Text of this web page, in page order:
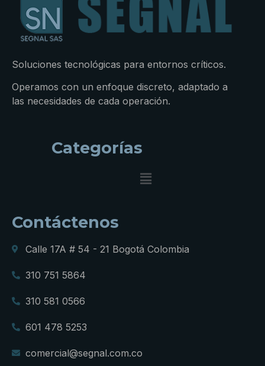
Soluciones tecnológicas para entornos críticos.
Operamos con un enfoque discreto, adaptado a
las necesidades de cada operación.
Categorías
Contáctenos
Calle 17A # 54 - 21 Bogotá Colombia
310 751 5864
310 581 0566
601 478 5253
comercial@segnal.com.co